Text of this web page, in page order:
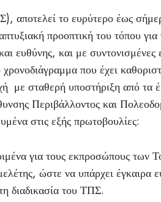
αποτελεί το ευρύτερο έως
προοπτική του τόπου για
ευθύνης, και με συντονισμένες
που έχει
με σταθερή υποστήριξη από τα
Περιβάλλοντος και
στις εξής πρωτοβουλίες:
για τους εκπροσώπους των
ώστε να υπάρχει έγκαιρα
διαδικασία του ΤΠΣ.